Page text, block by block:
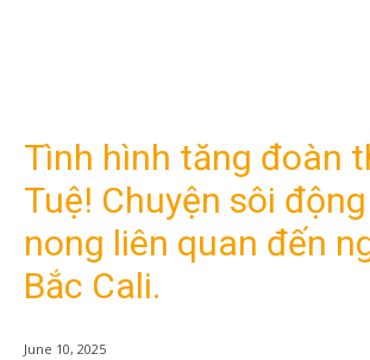
Tình hình tăng đoàn
Tuệ! Chuyện sôi
nong liên quan đến
Bắc Cali.
June 10, 2025